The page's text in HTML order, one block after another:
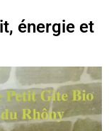
énergie et